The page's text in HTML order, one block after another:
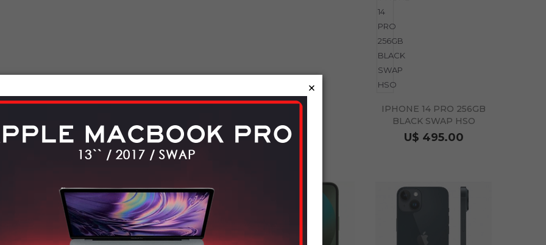
IPHONE 14 PRO 256GB
BLACK SWAP HSO
U$ 495.00
×